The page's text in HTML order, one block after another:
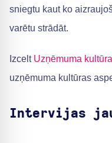
sniegtu kaut ko
varētu strādāt.
Izcelt Uzņēmuma kultūra
uzņēmuma kultūras
Intervijas